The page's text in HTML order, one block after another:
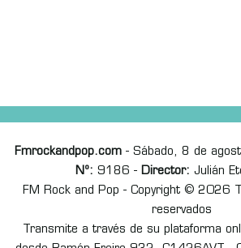
Fmrockandpop.com- Sábado, 8 de
Nº: 9186 - Director: Julián
FM Rock and Pop - Copyright © 2026
reservados
Transmite a través de su plataforma